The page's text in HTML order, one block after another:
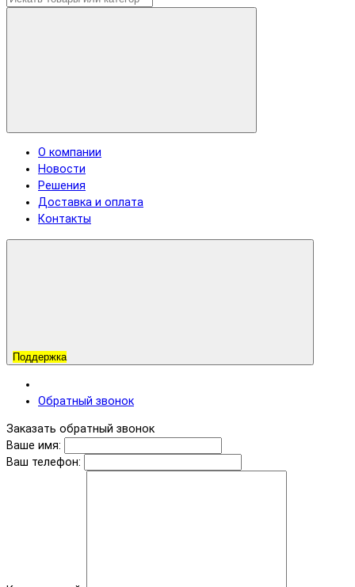
О компании
Новости
Решения
Доставка и оплата
Контакты
Поддержка
Обратный звонок
Заказать обратный звонок
Ваше имя:
Ваш телефон: